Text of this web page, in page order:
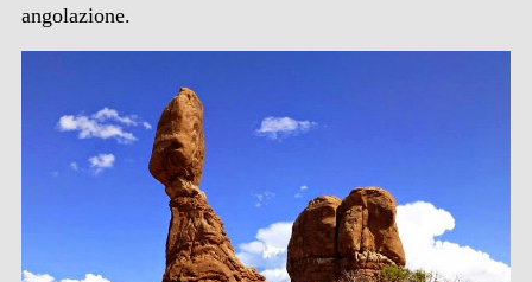
angolazione.